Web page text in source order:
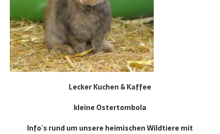
Lecker Kuchen & Kaffee
kleine Ostertombola
Info´s rund um unsere heimischen Wildtiere mit